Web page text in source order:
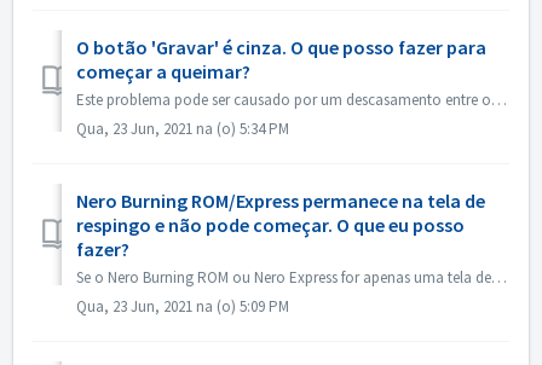
O botão 'Gravar' é cinza. O que posso fazer para
começar a queimar?
Este problema pode ser causado por um descasamento entre o arquivo do projeto e seu tipo de projeto. Por favor, tente outros tipos de projeto para ver se há...
Qua, 23 Jun, 2021 na (o) 5:34 PM
Nero Burning ROM/Express permanece na tela de
respingo e não pode começar. O que eu posso
fazer?
Se o Nero Burning ROM ou Nero Express for apenas uma tela de respingo, mas não houver nenhuma janela de aplicação, verifique se há algum drive de disco que ...
Qua, 23 Jun, 2021 na (o) 5:09 PM